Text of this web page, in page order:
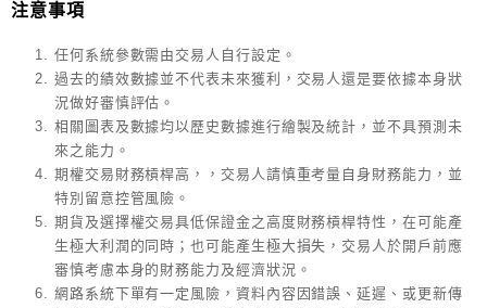
注意事項
任何系統參數需由交易人自行設定。
過去的績效數據並不代表未來獲利，交易人還是要依據本身狀
況做好審慎評估。
相關圖表及數據均以歷史數據進行繪製及統計，並不具預測未
來之能力。
期權交易財務槓桿高，，交易人請慎重考量自身財務能力，並
特別留意控管風險。
期貨及選擇權交易具低保證金之高度財務槓桿特性，在可能產
生極大利潤的同時；也可能產生極大損失，交易人於開戶前應
審慎考慮本身的財務能力及經濟狀況。
網路系統下單有一定風險，資料內容因錯誤、延遲、或更新傳